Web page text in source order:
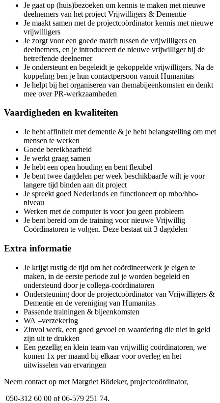
Je gaat op (huis)bezoeken om kennis te maken met nieuwe
deelnemers van het project Vrijwilligers & Dementie
Je maakt samen met de projectcoördinator kennis met nieuwe
vrijwilligers
Je zorgt voor een goede match tussen de vrijwilligers en
deelnemers, en je introduceert de nieuwe vrijwilliger bij de
betreffende deelnemer
Je ondersteunt en begeleidt je gekoppelde vrijwilligers. Na de
koppeling ben je hun contactpersoon vanuit Humanitas
Je helpt bij het organiseren van themabijeenkomsten en denkt
mee over PR-werkzaamheden
Vaardigheden en kwaliteiten
Je hebt affiniteit met dementie & je hebt belangstelling om met
mensen te werken
Goede bereikbaarheid
Je werkt graag samen
Je hebt een open houding en bent flexibel
Je bent twee dagdelen per week beschikbaarJe wilt je voor
langere tijd binden aan dit project
Je spreekt goed Nederlands en functioneert op mbo/hbo-
niveau
Werken met de computer is voor jou geen probleem
Je bent bereid om de training voor nieuwe Vrijwillig
Coördinatoren te volgen. Deze bestaat uit 3 dagdelen
Extra informatie
Je krijgt rustig de tijd om het coördineerwerk je eigen te
maken, in de eerste periode zul je worden begeleid en
ondersteund door je collega-coördinatoren
Ondersteuning door de projectcoördinator van Vrijwilligers &
Dementie en de vereniging van Humanitas
Passende trainingen & bijeenkomsten
WA –verzekering
Zinvol werk, een goed gevoel en waardering die niet in geld
zijn uit te drukken
Een gezellig en klein team van vrijwillig coördinatoren, we
komen 1x per maand bij elkaar voor overleg en het
uitwisselen van ervaringen
Neem contact op met Margriet Bödeker, projectcoördinator,
050-312 60 00 of 06-579 251 74.